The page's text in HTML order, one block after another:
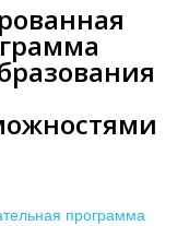
программа